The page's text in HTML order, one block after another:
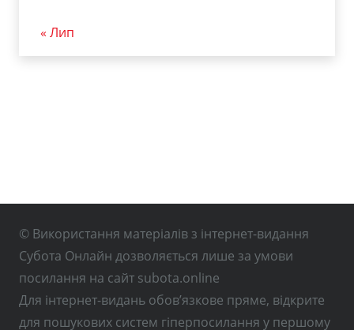
« Лип
© Використання матеріалів з інтернет-видання
Субота Онлайн дозволяється лише за умови
посилання на сайт subota.online
Для інтернет-видань обов’язкове пряме, відкрите
для пошукових систем гіперпосилання у першому